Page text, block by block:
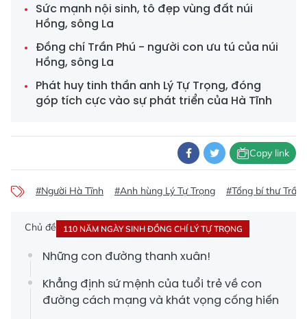
Sức mạnh nội sinh, tô đẹp vùng đất núi
Hồng, sông La
Đồng chí Trần Phú - người con ưu tú của núi
Hồng, sông La
Phát huy tinh thần anh Lý Tự Trọng, đóng
góp tích cực vào sự phát triển của Hà Tĩnh
Copy link
#Người Hà Tĩnh #Anh hùng Lý Tự Trọng #Tổng bí thư Trần
Chủ đề 110 NĂM NGÀY SINH ĐỒNG CHÍ LÝ TỰ TRỌNG
Những con đường thanh xuân!
Khẳng định sứ mệnh của tuổi trẻ về con
đường cách mạng và khát vọng cống hiến